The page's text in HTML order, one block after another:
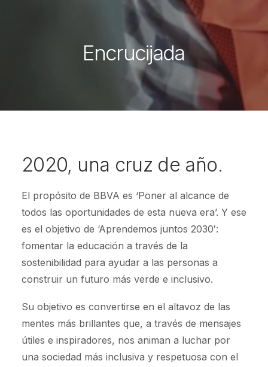
Encrucijada
2020, una cruz de año.
El propósito de BBVA es ‘Poner al alcance de
todos las oportunidades de esta nueva era’. Y ese
es el objetivo de ‘Aprendemos juntos 2030′:
fomentar la educación a través de la
sostenibilidad para ayudar a las personas a
construir un futuro más verde e inclusivo.
Su objetivo es convertirse en el altavoz de las
mentes más brillantes que, a través de mensajes
útiles e inspiradores, nos animan a luchar por
una sociedad más inclusiva y respetuosa con el